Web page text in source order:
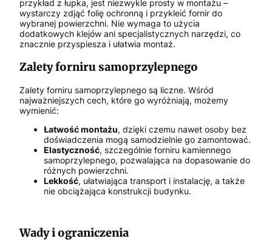
przykład z łupka, jest niezwykle prosty w montażu –
wystarczy zdjąć folię ochronną i przykleić fornir do
wybranej powierzchni. Nie wymaga to użycia
dodatkowych klejów ani specjalistycznych narzędzi, co
znacznie przyspiesza i ułatwia montaż.
Zalety forniru samoprzylepnego
Zalety forniru samoprzylepnego są liczne. Wśród
najważniejszych cech, które go wyróżniają, możemy
wymienić:
Łatwość montażu, dzięki czemu nawet osoby bez
doświadczenia mogą samodzielnie go zamontować.
Elastyczność, szczególnie forniru kamiennego
samoprzylepnego, pozwalająca na dopasowanie do
różnych powierzchni.
Lekkość, ułatwiająca transport i instalację, a także
nie obciążająca konstrukcji budynku.
Wady i ograniczenia